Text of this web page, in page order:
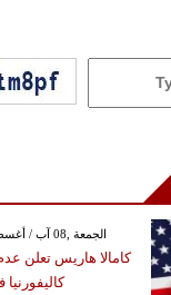
GMT 21:29 2025 الجمعة ,08 آب / أغسطس
كامالا هاريس تعلن
كاليفورنيا